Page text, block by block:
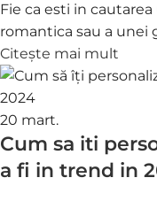
Fie ca esti in
romantica sau a unei
Citește mai mult
20 mart.
Cum sa iti
a fi in trend in